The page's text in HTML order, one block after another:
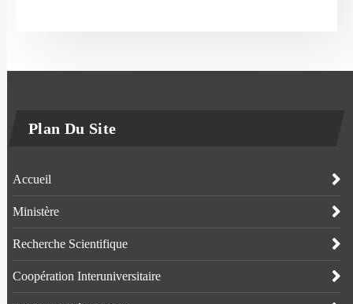
Plan Du Site
Accueil
Ministère
Recherche Scientifique
Coopération Interuniversitaire